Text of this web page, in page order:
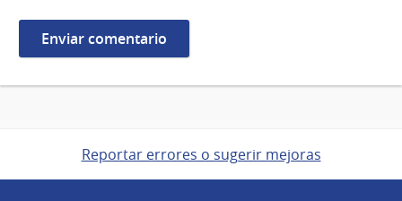
Reportar errores o sugerir mejoras